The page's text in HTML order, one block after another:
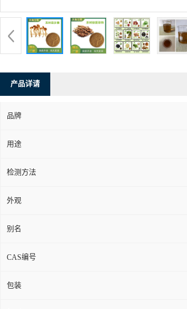
产品详请
品牌
用途
检测方法
外观
别名
CAS编号
包装